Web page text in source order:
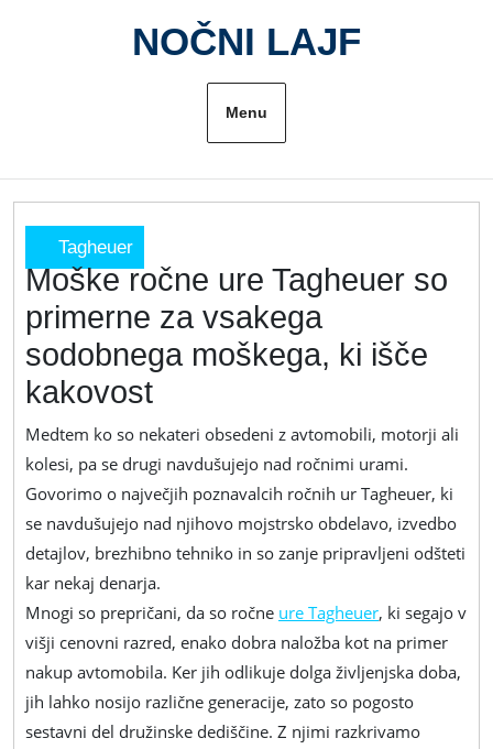
NOČNI LAJF
Menu
Tagheuer
Moške
ure
Tagheuer
so
primerne
za
vsakega
sodobnega
išče
kakovost
Moške ročne ure Tagheuer so
primerne za vsakega
sodobnega moškega, ki išče
kakovost
Medtem ko so nekateri obsedeni z avtomobili, motorji ali
kolesi, pa se drugi navdušujejo nad ročnimi urami.
Govorimo o največjih poznavalcih ročnih ur Tagheuer, ki
se navdušujejo nad njihovo mojstrsko obdelavo, izvedbo
detajlov, brezhibno tehniko in so zanje pripravljeni odšteti
kar nekaj denarja.
Mnogi so prepričani, da so ročne ure Tagheuer, ki segajo v
višji cenovni razred, enako dobra naložba kot na primer
nakup avtomobila. Ker jih odlikuje dolga življenjska doba,
jih lahko nosijo različne generacije, zato so pogosto
sestavni del družinske dediščine. Z njimi razkrivamo